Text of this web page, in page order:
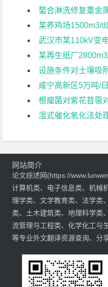
螯合淋洗修复重金属
某养鸡场1500m3/
武汉市某110kV变电站
某再生纸厂2800m3/d
设施条件对土壤吸
咸宁高新区5万吨/
根瘤菌对紫花苜蓿
湿式催化氧化法处
网站简介
论文综述网(https://
计算机类、电子信息类、机械
理学类、文学教育类、法学类
类、土木建筑类、地理科学类
流管理与工程类、化学化工与
等专业外文翻译资源查询、分